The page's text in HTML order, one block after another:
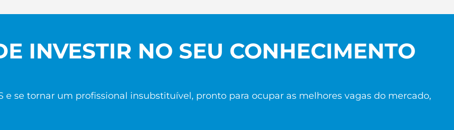
INVESTIR NO SEU CONHECIMENTO
e se tornar um profissional insubstituível, pronto para ocupar as melhores vagas do mercado,